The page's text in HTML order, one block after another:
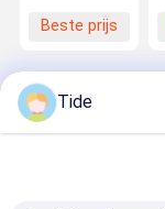
Beste prijs
Tide